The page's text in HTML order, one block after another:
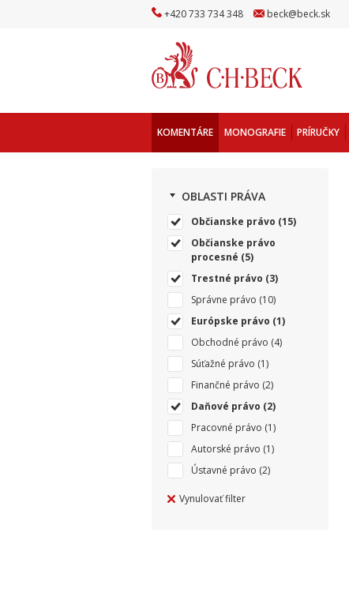
+420733 734348 beck@beck.sk
KOMENTÁRE MONOGRAFIE PRÍRUČKY
OBLASTI PRÁVA
Občianske právo (15)
Občianske právo
procesné (5)
Trestné právo (3)
Správne právo (10)
Európske právo (1)
Obchodné právo (4)
Súťažné právo (1)
Finančné právo (2)
Daňové právo (2)
Pracovné právo (1)
Autorské právo (1)
Ústavné právo (2)
Vynulovať filter